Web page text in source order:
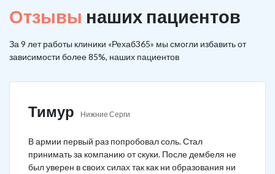
Отзывы наших пациентов
За 9 лет работы клиники «Рехаб365» мы смогли избавить от
зависимости более 85%, наших пациентов
Тимур Нижние Серги
В армии первый раз попробовал соль. Стал
принимать за компанию от скуки. После дембеля не
был уверен в своих силах так как ни образования ни